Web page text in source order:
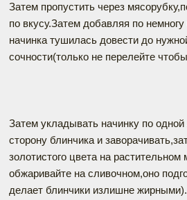
Затем пропустить через
по вкусу.Затем добавляя по
начинка тушилась довести до
сочности(только не перелейте
Затем укладывать начинку по
сторону блинчика и
золотистого цвета на растительном
обжаривайте на сливочном,оно
делает блинчики излишне жирными).